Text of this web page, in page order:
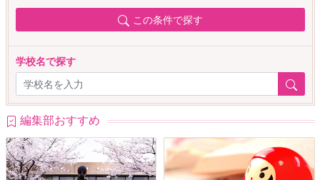
この条件で探す
学校名で探す
編集部おすすめ